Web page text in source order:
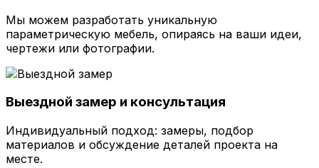
Мы можем разработать уникальную
параметрическую мебель, опираясь на ваши идеи,
чертежи или фотографии.
Выездной замер и консультация
Индивидуальный подход: замеры, подбор
материалов и обсуждение деталей проекта на
месте.